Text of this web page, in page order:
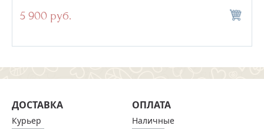
5 900 руб.
ДОСТАВКА
Курьер
ОПЛАТА
Наличные